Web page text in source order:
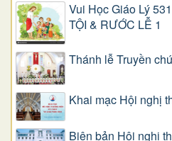
Vui Học Giáo Lý
TỘI & RƯỚC LỄ 1
Thánh lễ Truyền
Khai mạc Hội nghị
Biên bản Hội nghị